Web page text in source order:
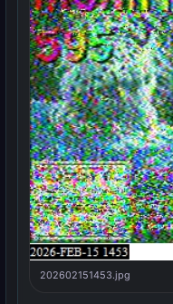
202602151453.jpg